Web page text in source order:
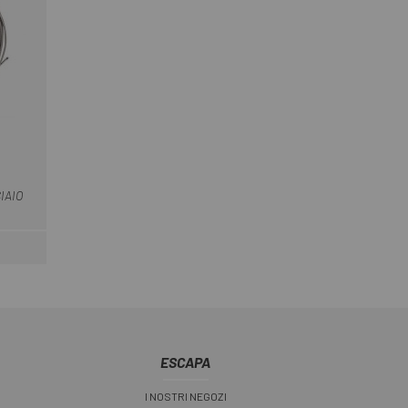
ESCAPA
I NOSTRI NEGOZI